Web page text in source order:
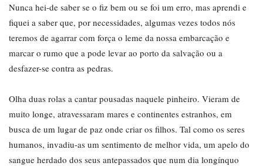
Nunca hei-de saber se o fiz bem ou se foi um erro, mas aprendi e
fiquei a saber que, por necessidades, algumas vezes todos nós
teremos de agarrar com força o leme da nossa embarcação e
marcar o rumo que a pode levar ao porto da salvação ou a
desfazer-se contra as pedras.
Olha duas rolas a cantar pousadas naquele pinheiro. Vieram de
muito longe, atravessaram mares e continentes estranhos, em
busca de um lugar de paz onde criar os filhos. Tal como os seres
humanos, invadiu-as um sentimento de melhor vida, um apelo do
sangue herdado dos seus antepassados que num dia longínquo